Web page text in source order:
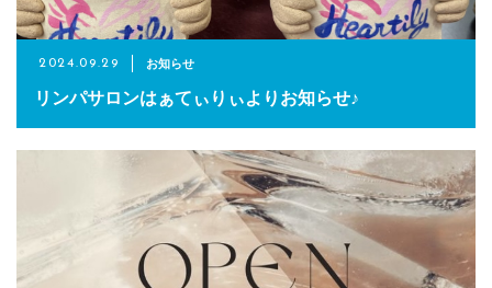
2024.09.29 お知らせ
リンパサロンはぁてぃりぃよりお知らせ♪